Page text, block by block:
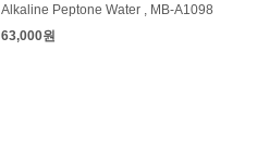
Alkaline Peptone Water , MB-A1098
63,000원